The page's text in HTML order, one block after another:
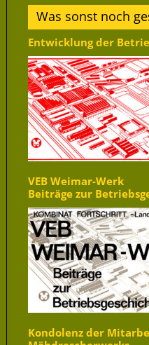
Was sonst noch
Entwicklung der
VEB Weimar-Werk
Beiträge zur
Kondolenz der